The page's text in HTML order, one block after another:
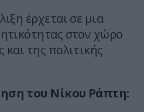
έρχεται σε μια
στον χώρο
και της πολιτικής
του Νίκου Ράπτη: